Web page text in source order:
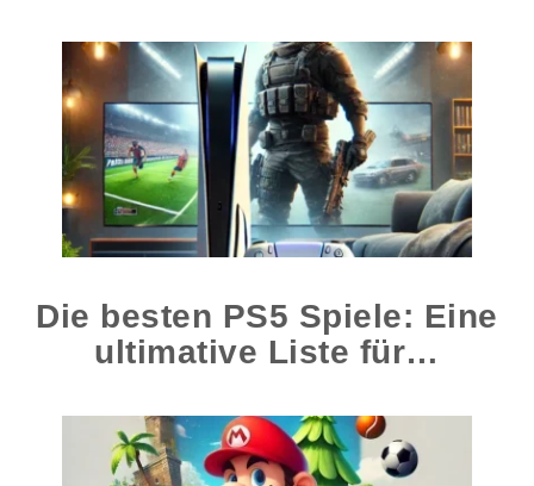
Die besten PS5 Spiele: Eine
ultimative Liste für…